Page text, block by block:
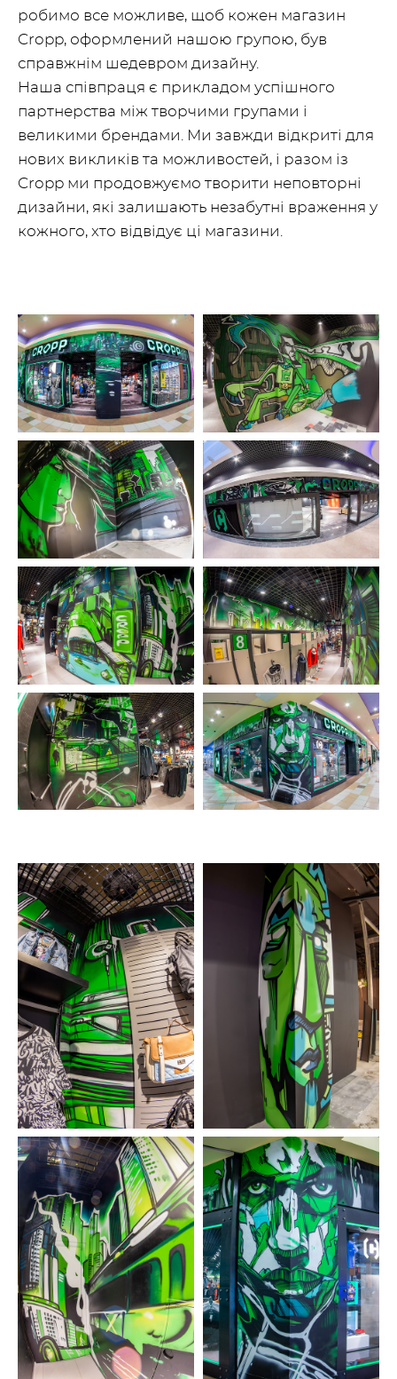
робимо все можливе, щоб кожен магазин
Cropp, оформлений нашою групою, був
справжнім шедевром дизайну.
Наша співпраця є прикладом успішного
партнерства між творчими групами і
великими брендами. Ми завжди відкриті для
нових викликів та можливостей, і разом із
Cropp ми продовжуємо творити неповторні
дизайни, які залишають незабутні враження у
кожного, хто відвідує ці магазини.